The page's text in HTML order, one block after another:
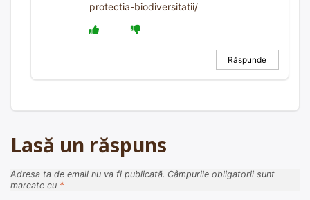
protectia-biodiversitatii/
Răspunde
Lasă un răspuns
Adresa ta de email nu va fi publicată. Câmpurile obligatorii sunt
marcate cu *